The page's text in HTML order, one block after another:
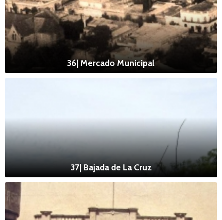
36| Mercado Municipal
37| Bajada de La Cruz